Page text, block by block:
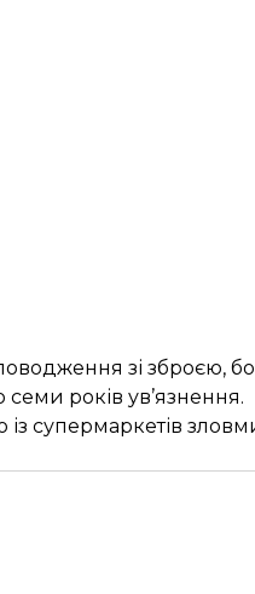
зі зброєю,
років ув’язнення.
із супермаркетів